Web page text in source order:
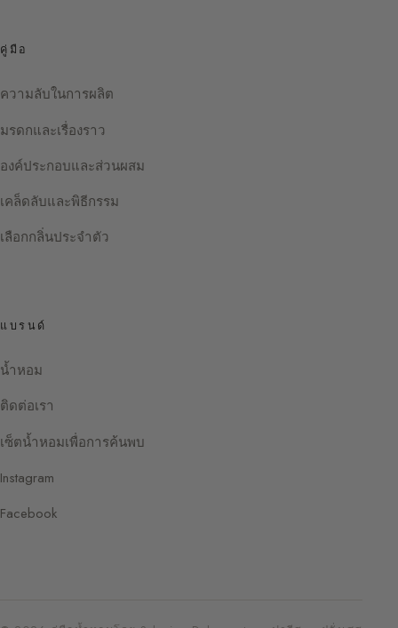
คู่มือ
ความลับในการผลิต
มรดกและเรื่องราว
องค์ประกอบและส่วนผสม
เคล็ดลับและพิธีกรรม
เลือกกลิ่นประจำตัว
แบรนด์
น้ำหอม
ติดต่อเรา
เซ็ตน้ำหอมเพื่อการค้นพบ
Instagram
Facebook